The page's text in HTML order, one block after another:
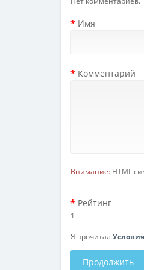
Имя
Комментарий
Внимание: HTML
Рейтинг
1
Я прочитал
Продолжить